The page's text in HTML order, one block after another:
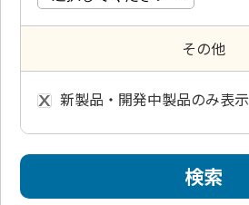
その他
新製品・開発中製品のみ表示